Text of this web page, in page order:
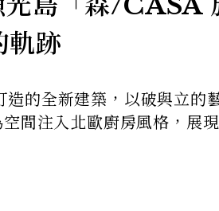
跡
的全新建築，以破與立的
間注入北歐廚房風格，展